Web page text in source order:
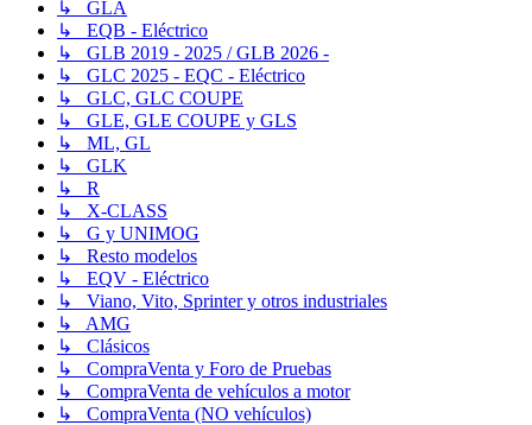
↳ GLA
↳ EQB - Eléctrico
↳ GLB 2019 - 2025 / GLB 2026 -
↳ GLC 2025 - EQC - Eléctrico
↳ GLC, GLC COUPE
↳ GLE, GLE COUPE y GLS
↳ ML, GL
↳ GLK
↳ R
↳ X-CLASS
↳ G y UNIMOG
↳ Resto modelos
↳ EQV - Eléctrico
↳ Viano, Vito, Sprinter y otros industriales
↳ AMG
↳ Clásicos
↳ CompraVenta y Foro de Pruebas
↳ CompraVenta de vehículos a motor
↳ CompraVenta (NO vehículos)